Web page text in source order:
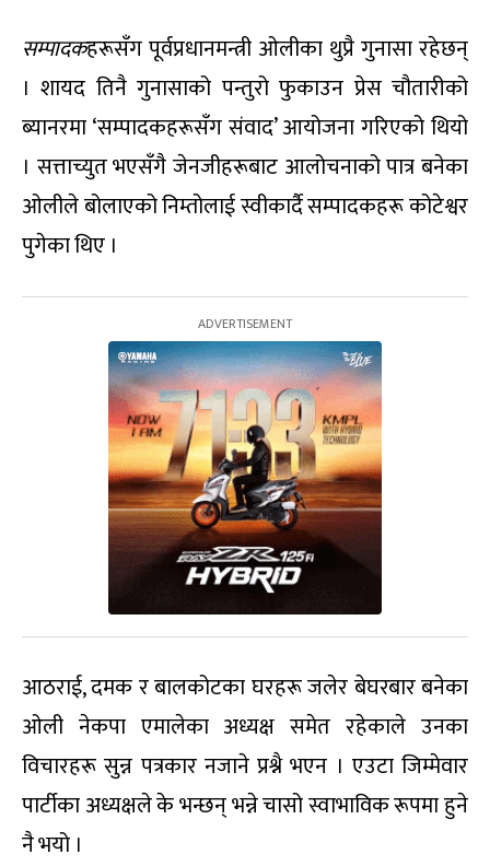
सम्पादकहरूसँग पूर्वप्रधानमन्त्री ओलीका थुप्रै गुनासा रहेछन्
। शायद तिनै गुनासाको पन्तुरो फुकाउन प्रेस चौतारीको
ब्यानरमा ‘सम्पादकहरूसँग संवाद’ आयोजना गरिएको थियो
। सत्ताच्युत भएसँगै जेनजीहरूबाट आलोचनाको पात्र बनेका
ओलीले बोलाएको निम्तोलाई स्वीकार्दै सम्पादकहरू कोटेश्वर
पुगेका थिए ।
आठराई, दमक र बालकोटका घरहरू जलेर बेघरबार बनेका
ओली नेकपा एमालेका अध्यक्ष समेत रहेकाले उनका
विचारहरू सुन्न पत्रकार नजाने प्रश्नै भएन । एउटा जिम्मेवार
पार्टीका अध्यक्षले के भन्छन् भन्ने चासो स्वाभाविक रूपमा हुने
नै भयो ।